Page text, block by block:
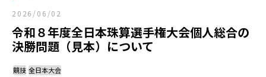
2026/06/02
令和８年度全日本珠算選手権大会個人総合の
決勝問題（見本）について
競技 全日本大会